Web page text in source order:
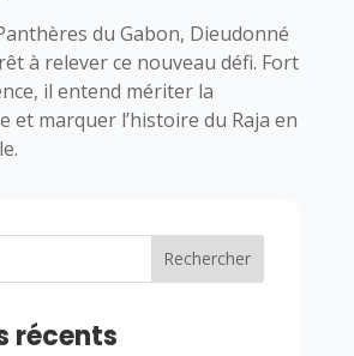
du Gabon, Dieudonné
à relever ce nouveau défi. Fort
il entend mériter la
et marquer l’histoire du Raja en
Rechercher
récents